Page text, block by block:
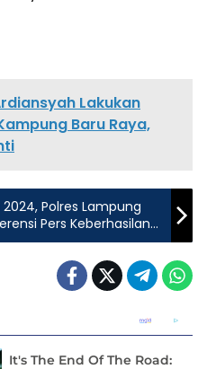
Lakukan
Baru Raya,
Polres Lampung
Pers Keberhasilan